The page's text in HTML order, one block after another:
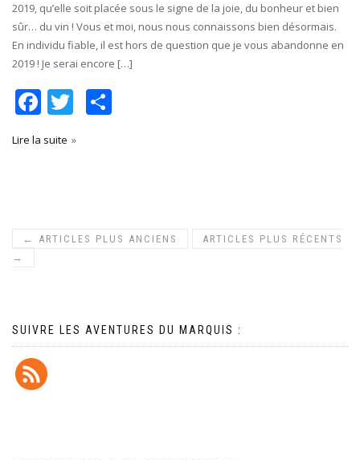
2019, qu’elle soit placée sous le signe de la joie, du bonheur et bien
sûr… du vin ! Vous et moi, nous nous connaissons bien désormais.
En individu fiable, il est hors de question que je vous abandonne en
2019 ! Je serai encore […]
Facebook
Twitter
Lire la suite
← ARTICLES PLUS ANCIENS
ARTICLES PLUS RÉCENTS
→
SUIVRE LES AVENTURES DU MARQUIS :